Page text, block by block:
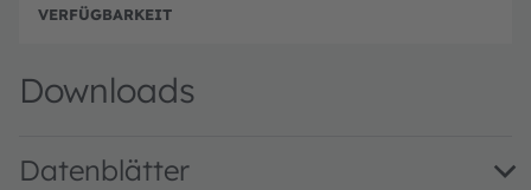
p
n
g
Downloads
Datenblätter